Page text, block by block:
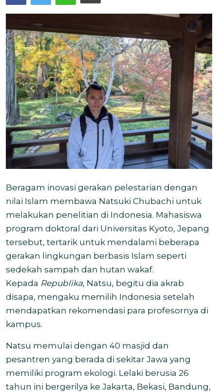
Sorotan Berita
Bahasa
Beragam inovasi gerakan pelestarian dengan
nilai Islam membawa Natsuki Chubachi untuk
melakukan penelitian di Indonesia. Mahasiswa
program doktoral dari Universitas Kyoto, Jepang
tersebut, tertarik untuk mendalami beberapa
gerakan lingkungan berbasis Islam seperti
sedekah sampah dan hutan wakaf.
Kepada Republika, Natsu, begitu dia akrab
disapa, mengaku memilih Indonesia setelah
mendapatkan rekomendasi para profesornya di
kampus.
Natsu memulai dengan 40 masjid dan
pesantren yang berada di sekitar Jawa yang
memiliki program ekologi. Lelaki berusia 26
tahun ini bergerilya ke Jakarta, Bekasi, Bandung,